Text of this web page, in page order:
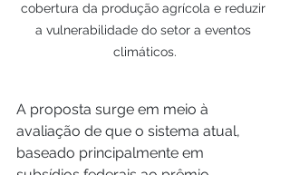
cobertura da produção agrícola e reduzir
a vulnerabilidade do setor a eventos
climáticos.
A proposta surge em meio à
avaliação de que o sistema atual,
baseado principalmente em